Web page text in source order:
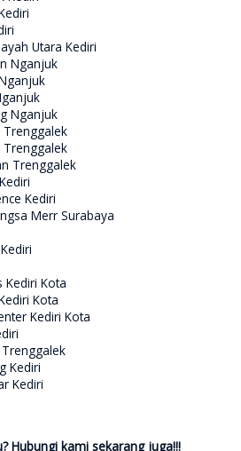
Utara Kediri
Nganjuk
Nganjuk
Trenggalek
Trenggalek
Kediri
Merr Surabaya
Kediri Kota
Kota
Kediri Kota
Kediri
Kediri
Hubungi kami sekarang juga!!!